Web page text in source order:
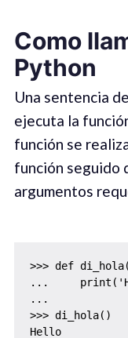
Como
Python
Una sentencia
ejecuta la
función se
función seguido
argumentos
>>> def
...
...
>>> di_hola()
Hello